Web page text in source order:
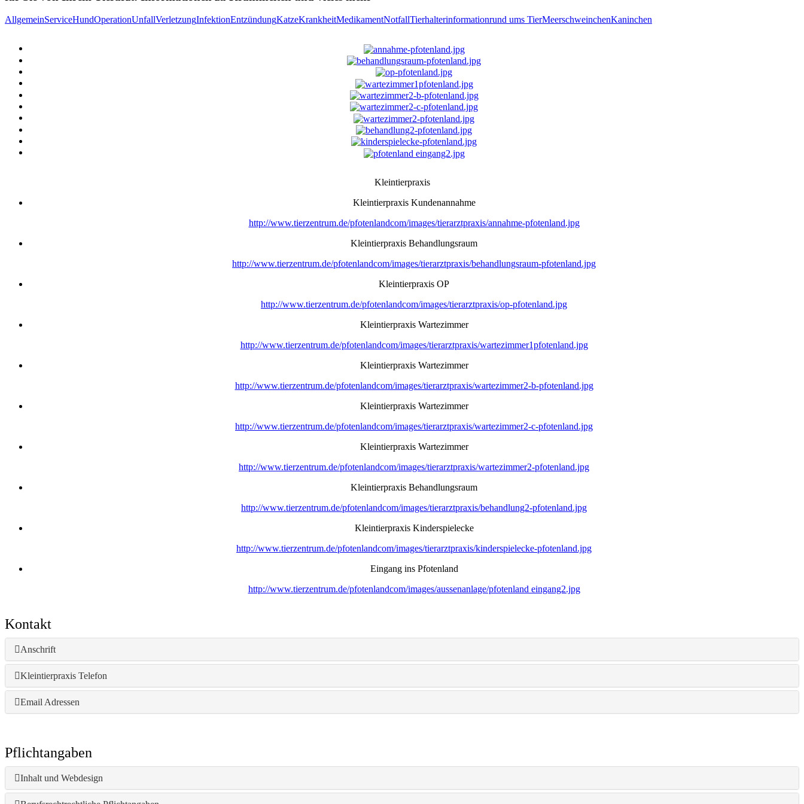
AllgemeinServiceHundOperationUnfallVerletzungInfektionEntzündungKatzeKrankheitMedikamentNotfallTierhalterinformationrund ums TierMeerschweinchenKaninchen
Kleintierpraxis
Kleintierpraxis Kundenannahme
http://www.tierzentrum.de/pfotenlandcom/images/tierarztpraxis/annahme-pfotenland.jpg
Kleintierpraxis Behandlungsraum
http://www.tierzentrum.de/pfotenlandcom/images/tierarztpraxis/behandlungsraum-pfotenland.jpg
Kleintierpraxis OP
http://www.tierzentrum.de/pfotenlandcom/images/tierarztpraxis/op-pfotenland.jpg
Kleintierpraxis Wartezimmer
http://www.tierzentrum.de/pfotenlandcom/images/tierarztpraxis/wartezimmer1pfotenland.jpg
Kleintierpraxis Wartezimmer
http://www.tierzentrum.de/pfotenlandcom/images/tierarztpraxis/wartezimmer2-b-pfotenland.jpg
Kleintierpraxis Wartezimmer
http://www.tierzentrum.de/pfotenlandcom/images/tierarztpraxis/wartezimmer2-c-pfotenland.jpg
Kleintierpraxis Wartezimmer
http://www.tierzentrum.de/pfotenlandcom/images/tierarztpraxis/wartezimmer2-pfotenland.jpg
Kleintierpraxis Behandlungsraum
http://www.tierzentrum.de/pfotenlandcom/images/tierarztpraxis/behandlung2-pfotenland.jpg
Kleintierpraxis Kinderspielecke
http://www.tierzentrum.de/pfotenlandcom/images/tierarztpraxis/kinderspielecke-pfotenland.jpg
Eingang ins Pfotenland
http://www.tierzentrum.de/pfotenlandcom/images/aussenanlage/pfotenland eingang2.jpg
Kontakt
Anschrift
Kleintierpraxis Telefon
Email Adressen
Pflichtangaben
Inhalt und Webdesign